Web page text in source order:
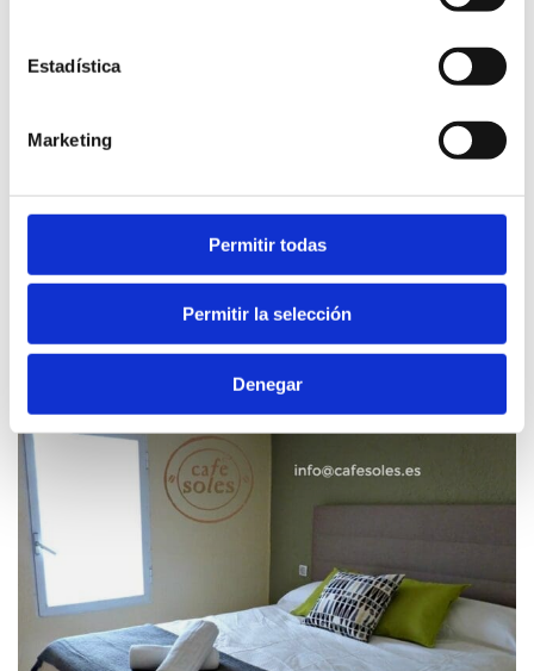
Estadística
Marketing
Permitir todas
Permitir la selección
Denegar
Hs Loreto 1*